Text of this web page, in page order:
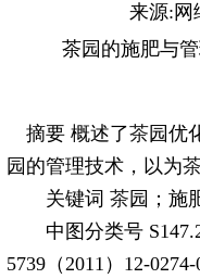
来源:
茶园的施肥与
摘要 概述了茶园优
园的管理技术，以为
关键词 茶园；施
中图分类号 S147.2
5739（2011）12-0274-